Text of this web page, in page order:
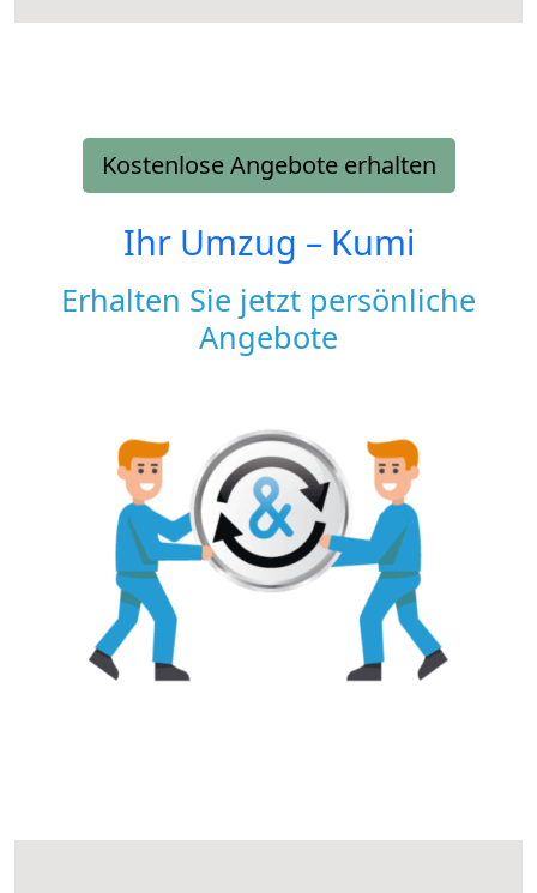
Kostenlose Angebote erhalten
Ihr Umzug – Kumi
Erhalten Sie jetzt persönliche
Angebote